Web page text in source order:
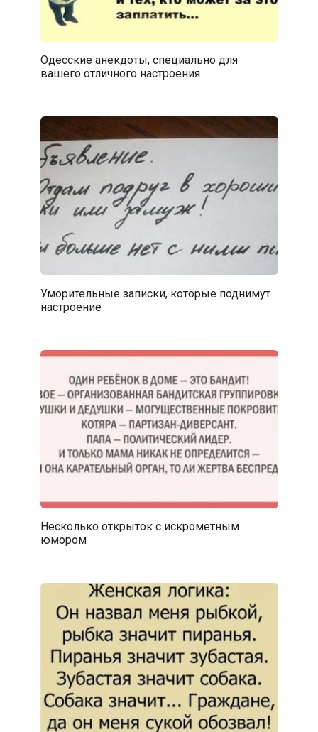
Одесские анекдоты, специально для
вашего отличного настроения
Уморительные записки, которые поднимут
настроение
Несколько открыток с искрометным
юмором